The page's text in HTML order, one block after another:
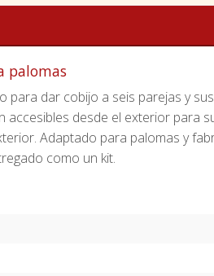
palomas
para dar cobijo a seis parejas y
accesibles desde el exterior para
Adaptado para palomas y
como un kit.